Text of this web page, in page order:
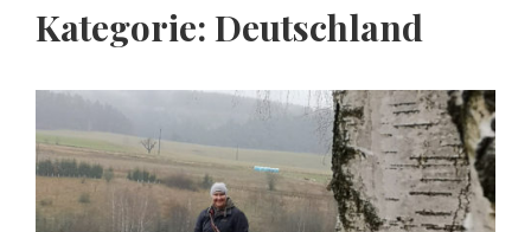
Kategorie: Deutschland